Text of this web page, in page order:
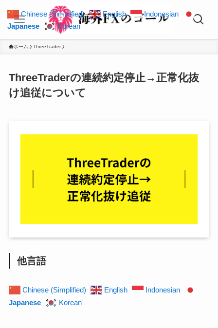
ホーム ThreeTrader
ThreeTraderの連続約定停止→正常化抜
け追従について
他言語
Chinese (Simplified) English
Indonesian
Japanese
Korean
Chinese (Simplified) English
Indonesian
Japanese
Korean